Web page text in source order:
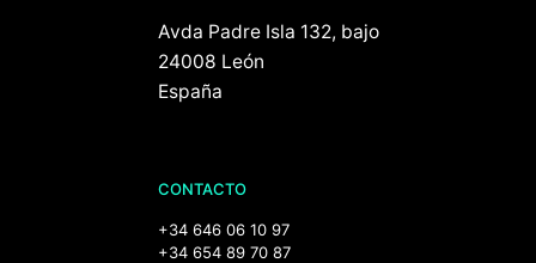
Avda Padre Isla 132, bajo
24008 León
España
CONTACTO
+34 646 06 10 97
+34 654 89 70 87